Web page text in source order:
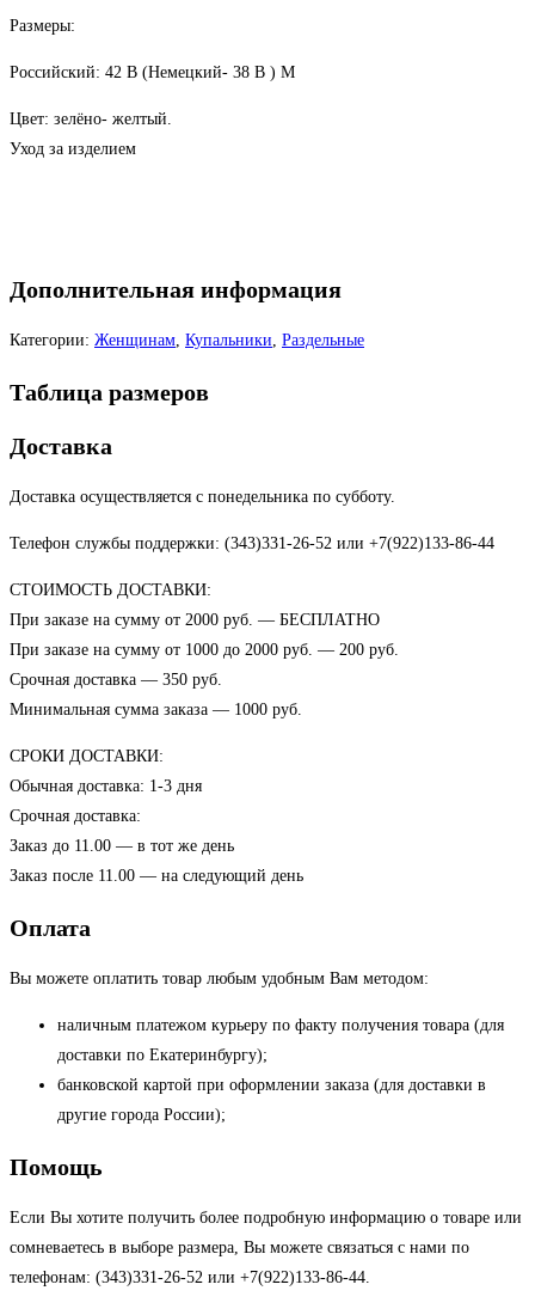
Размеры:
Российский: 42 В (Немецкий- 38 В ) М
Цвет: зелёно- желтый.
Уход за изделием
Дополнительная информация
Категории: Женщинам, Купальники, Раздельные
Таблица размеров
Доставка
Доставка осуществляется с понедельника по субботу.
Телефон службы поддержки: (343)331-26-52 или +7(922)133-86-44
СТОИМОСТЬ ДОСТАВКИ:
При заказе на сумму от 2000 руб. — БЕСПЛАТНО
При заказе на сумму от 1000 до 2000 руб. — 200 руб.
Срочная доставка — 350 руб.
Минимальная сумма заказа — 1000 руб.
СРОКИ ДОСТАВКИ:
Обычная доставка: 1-3 дня
Срочная доставка:
Заказ до 11.00 — в тот же день
Заказ после 11.00 — на следующий день
Оплата
Вы можете оплатить товар любым удобным Вам методом:
наличным платежом курьеру по факту получения товара (для
доставки по Екатеринбургу);
банковской картой при оформлении заказа (для доставки в
другие города России);
Помощь
Если Вы хотите получить более подробную информацию о товаре или
сомневаетесь в выборе размера, Вы можете связаться с нами по
телефонам: (343)331-26-52 или +7(922)133-86-44.